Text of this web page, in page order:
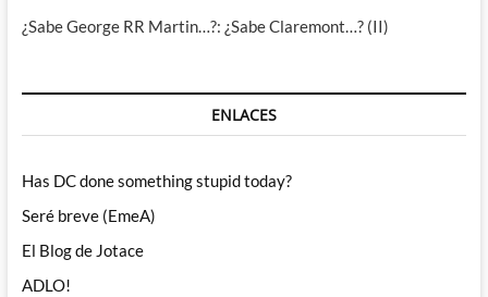
¿Sabe George RR Martin…?: ¿Sabe Claremont…? (II)
ENLACES
Has DC done something stupid today?
Seré breve (EmeA)
El Blog de Jotace
ADLO!